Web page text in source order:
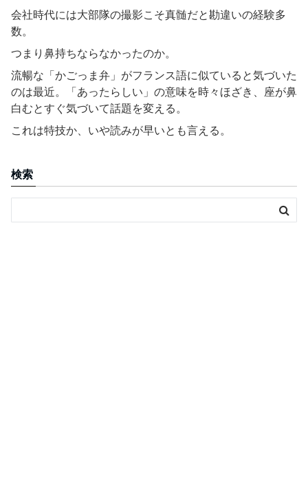
会社時代には大部隊の撮影こそ真髄だと勘違いの経験多
数。
つまり鼻持ちならなかったのか。
流暢な「かごっま弁」がフランス語に似ていると気づいた
のは最近。「あったらしい」の意味を時々ほざき、座が鼻
白むとすぐ気づいて話題を変える。
これは特技か、いや読みが早いとも言える。
検索